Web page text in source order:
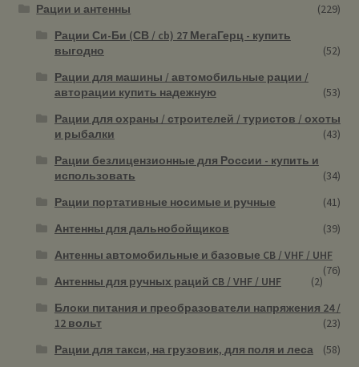
Рации и антенны
(229)
Рации Си-Би (СВ / cb) 27 МегаГерц - купить
выгодно
(52)
Рации для машины / автомобильные рации /
авторации купить надежную
(53)
Рации для охраны / строителей / туристов / охоты
и рыбалки
(43)
Рации безлицензионные для России - купить и
использовать
(34)
Рации портативные носимые и ручные
(41)
Антенны для дальнобойщиков
(39)
Антенны автомобильные и базовые CB / VHF / UHF
(76)
Антенны для ручных раций CB / VHF / UHF
(2)
Блоки питания и преобразователи напряжения 24 /
12 вольт
(23)
Рации для такси, на грузовик, для поля и леса
(58)